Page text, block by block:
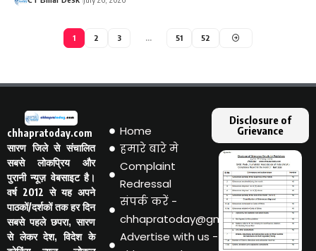
1 2 3 … 51 52
chhapratoday.com
सारण जिले से संचालित
सबसे लोकप्रिय और
पुरानी न्यूज़ वेबसाइट है।
वर्ष 2012 से यह अपने
पाठकों/दर्शकों तक हर दिन
सबसे पहले छपरा, सारण
से लेकर देश, विदेश के
Home
हमारे बारे मे
Complaint
Redressal
संपर्क करें -
chhapratoday@gmail.com
Advertise with us -
Disclosure of
Grievance